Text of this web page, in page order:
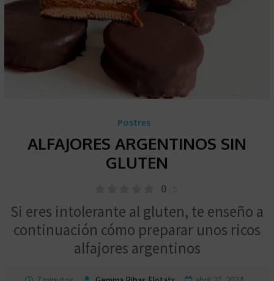
Postres
ALFAJORES ARGENTINOS SIN
GLUTEN
0
Si eres intolerante al gluten, te enseño a
continuación cómo preparar unos ricos
alfajores argentinos